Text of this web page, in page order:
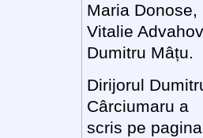
Maria Donose,
Vitalie
Dumitru Mâțu.
Dirijorul
Cârciumaru a
scris pe pagina